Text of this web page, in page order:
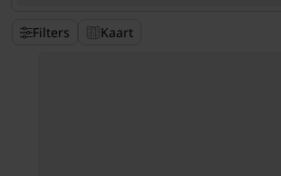
Filters Kaart